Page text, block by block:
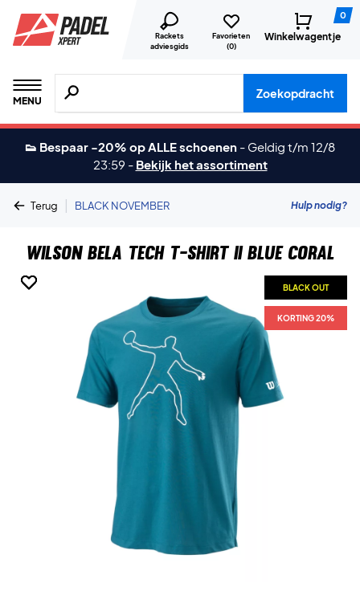
Rackets
adviesgids
Favorieten
(0)
0
Winkelwagentje
MENU
Zoeken naar producten, merken etc.
Zoekopdracht
👟 Bespaar -20% op ALLE schoenen - Geldig t/m 12/8
23:59 - Bekijk het assortiment
Terug | BLACK NOVEMBER Hulp nodig?
Wilson Bela Tech T-shirt II Blue Coral
BLACK OUT
KORTING 20%
BLACK OUT
KORTING 20%
BLACK OUT
KORTING 20%